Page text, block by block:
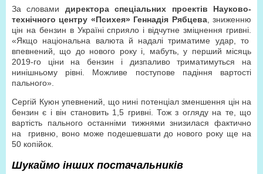
За словами директора спеціальних проектів Науково-
технічного центру «Психея» Геннадія Рябцева, зниженню
цін на бензин в Україні сприяло і відчутне зміцнення гривні.
«Якщо національна валюта й надалі триматиме удар, то
впевнений, що до нового року і, мабуть, у перший місяць
2019-го ціни на бензин і дизпаливо триматимуться на
нинішньому рівні. Можливе поступове падіння вартості
пального».
Сергій Куюн упевнений, що нині потенціал зменшення цін на
бензин є і він становить 1,5 гривні. Тож з огляду на те, що
вартість пального останніми тижнями знизилася фактично
на гривню, воно може подешевшати до нового року ще на
50 копійок.
Шукаймо інших постачальників